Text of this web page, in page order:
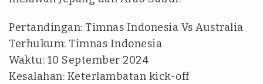
Pertandingan: Timnas Indonesia Vs Australia
Terhukum: Timnas Indonesia
Waktu: 10 September 2024
Kesalahan: Keterlambatan kick-off